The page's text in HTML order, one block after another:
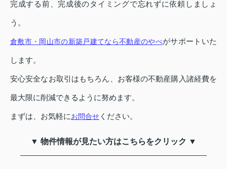
完成する前、完成後のタイミングで忘れずに依頼しましょ
う。
倉敷市・岡山市の新築戸建てなら不動産のやべがサポートいた
します。
安心安全なお取引はもちろん、お客様の不動産購入諸経費を
最大限に削減できるように努めます。
まずは、お気軽にお問合せ ください。
▼ 物件情報が見たい方はこちらをクリック ▼